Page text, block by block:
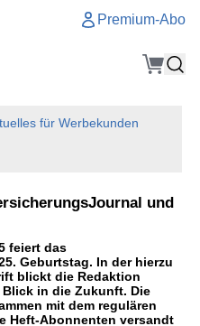
Premium-Abo
für Werbekunden
und
feiert das
Geburtstag. In der hierzu
blickt die Redaktion
in die Zukunft. Die
mit dem regulären
Heft-Abonnenten versandt